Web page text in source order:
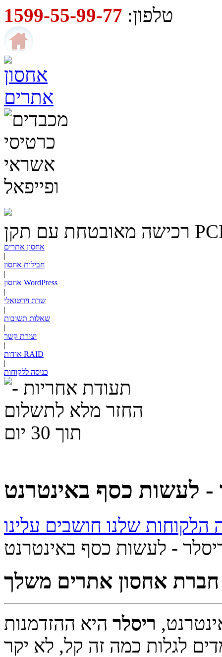
טלפון: 1599-55-99-77
רכישה מאובטחת עם תקן
אחסון אתרים
|
חבילות אחסון
|
אחסון WordPress
|
שרת וירטואלי
|
שאלות תשובות
|
יצירת קשר
|
RAID
|
כניסה ללקוחות
- לעשות כסף באינטרנט
- לעשות כסף באינטרנט
אחסון אתרים משלך
ריסלר היא ההזדמנות
לגלות כמה זה קל, לא יקר